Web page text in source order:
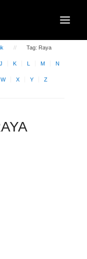
Tag: Raya
J K L M N
W X Y Z